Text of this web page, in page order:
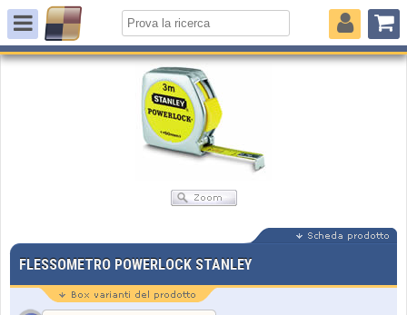
FLESSOMETRO POWERLOCK STANLEY